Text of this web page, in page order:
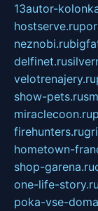
13autor-
hostserve.ru
neznobi.ru
delfinet.ru
velotrenajery.ru
show-pets.ru
miraclecoon.ru
firehunters.ru
hometown-
shop-garena.ru
one-life-story.ru
poka-vse-